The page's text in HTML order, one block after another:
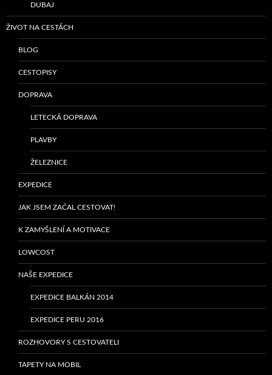
DUBAJ
ŽIVOT NA CESTÁCH
BLOG
CESTOPISY
DOPRAVA
LETECKÁ DOPRAVA
PLAVBY
ŽELEZNICE
EXPEDICE
JAK JSEM ZAČAL CESTOVAT!
K ZAMYŠLENÍ A MOTIVACE
LOWCOST
NAŠE EXPEDICE
EXPEDICE BALKÁN 2014
EXPEDICE PERU 2016
ROZHOVORY S CESTOVATELI
TAPETY NA MOBIL